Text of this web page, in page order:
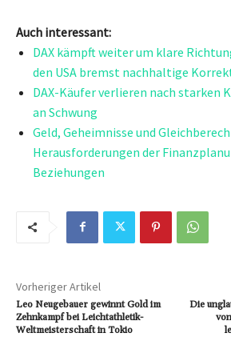
Auch interessant:
DAX kämpft weiter um klare
den USA bremst nachhaltige
DAX-Käufer verlieren nach starken
an Schwung
Geld, Geheimnisse und
Herausforderungen der
Beziehungen
Vorheriger Artikel
Leo Neugebauer gewinnt Gold im
Zehnkampf bei Leichtathletik-
Weltmeisterschaft in Tokio
Die